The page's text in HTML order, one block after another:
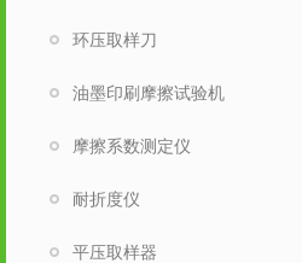
环压取样刀
油墨印刷摩擦试验机
摩擦系数测定仪
耐折度仪
平压取样器